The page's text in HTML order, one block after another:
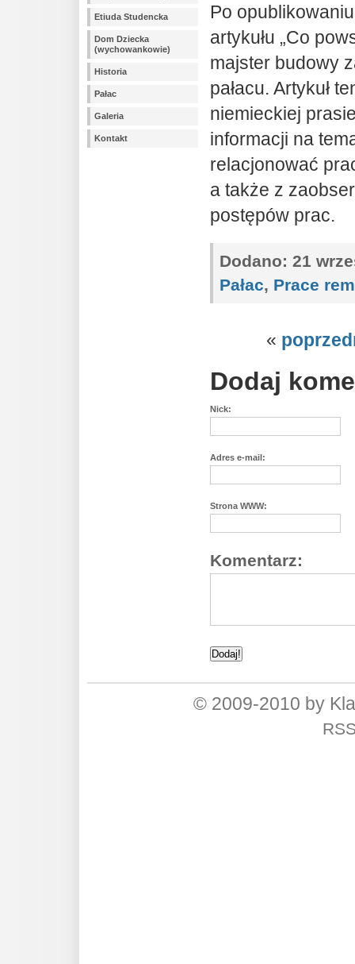
Etiuda Studencka
Dom Dziecka
(wychowankowie)
Historia
Pałac
Galeria
Kontakt
Po
artykułu „Co
majster budowy
pałacu. Artykuł
niemieckiej
informacji na
relacjonować
a także z
postępów prac.
Dodano: 21
Pałac, Prace
«
Dodaj
Nick:
Adres e-mail:
Strona WWW:
Komentarz:
© 2009-2010 by